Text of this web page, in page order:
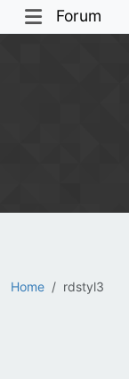
Forum
Home rdstyl3